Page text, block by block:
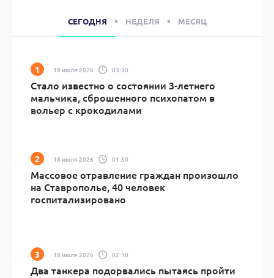
СЕГОДНЯ НЕДЕЛЯ МЕСЯЦ
18 июля 2026 03:30
Стало известно о состоянии 3-летнего
мальчика, сброшенного психопатом в
вольер с крокодилами
18 июля 2026 01:50
Массовое отравление граждан произошло
на Ставрополье, 40 человек
госпитализировано
18 июля 2026 02:10
Два танкера подорвались пытаясь пройти